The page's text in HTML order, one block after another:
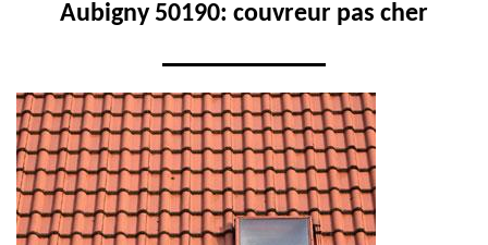
Aubigny 50190: couvreur pas cher